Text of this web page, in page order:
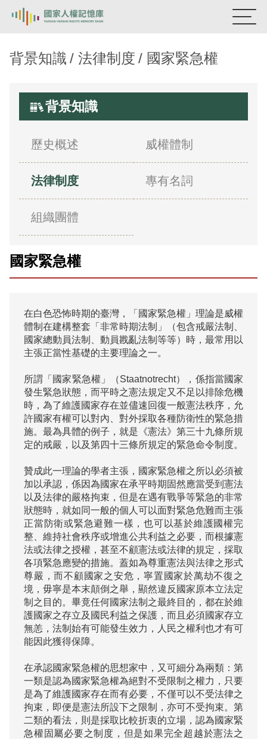
新生訓導處
蛋殼畫
關於我們
意見信箱
背景知識 法律制度 國家緊急權
背景知識
歷史概述 威權體制
法律制度 專有名詞
組織團體
國家緊急權
在白色恐怖時期的臺灣，「國家緊急權」理論是威權
體制在建構整套「非常時期法制」（包含戒嚴法制、
國家總動員法制、動員戡亂法制等等）時，最常用以
主張正當性基礎的主要理論之一。
所謂「國家緊急權」（Staatnotrecht），係指當國家
發生緊急狀態，而平時之憲法規定又不足以排除危機
時，為了維護國家存在並儘速回復一般憲法秩序，允
許國家有權可以對內、對外採取各種防衛性的緊急措
施。最為具體的例子，就是《憲法》第三十九條所規
定的戒嚴，以及第四十三條所規定的緊急命令制度。
贊成此一理論的學者主張，國家緊急權之所以必須被
加以承認，係因為國家在承平時期固然應當受到憲法
以及法律的嚴格拘束，但是在遇有戰爭等緊急的非常
狀態時，就如同一般的個人可以面對緊急危難而主張
正當防衛或緊急避難一樣，也可以基於維護國權完
整、維持社會秩序或增進公共利益之必要，而根據憲
法或法律之授權，甚至不顧憲法或法律的規定，採取
各項緊急應變的措施。蓋如為尊重憲法與法律之形式
尊嚴，而不顧國家之安危，寧置國家於萬劫不復之
境，毋寧是本末顛倒之舉，顯然違反國家原本立法定
制之目的。畢竟任何國家法制之最終目的，都在於維
護國家之存立及國民利益之保護，而且必須國家存立
無恙，法制始有可能發生效力，人民之權利也才有可
能因此獲得保障。
在承認國家緊急權的思想家中，又可細分為兩類：第
一類是認為國家緊急權為絕對不受限制之權力，只要
是為了維護國家存在而有必要，不僅可以不受法律之
拘束，即便是憲法所設下之限制，亦可不受拘束。第
二類的看法，則是採取比較折衷的立場，認為國家緊
急權固屬必要之制度，但是如果完全超越於憲法之